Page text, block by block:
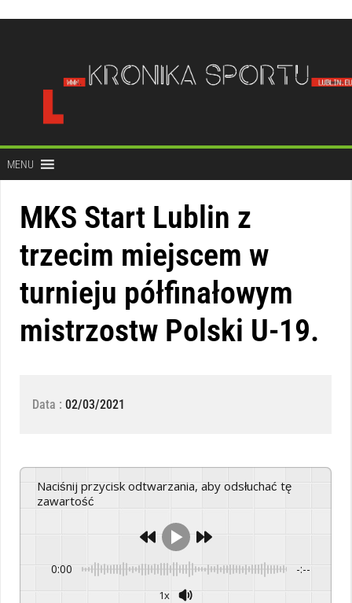
treści
MENU
MKS Start Lublin z
trzecim miejscem w
turnieju półfinałowym
mistrzostw Polski U-19.
Data : 02/03/2021
Naciśnij przycisk odtwarzania, aby odsłuchać tę
zawartość
0:00 -:--
1x